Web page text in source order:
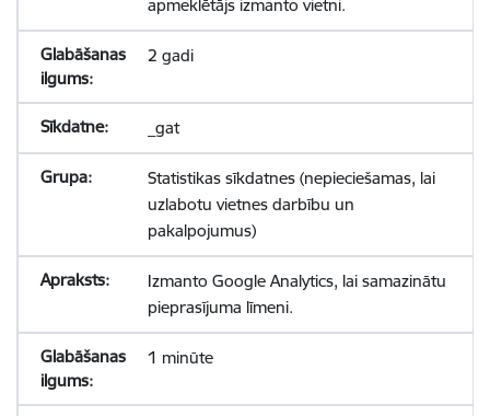
apmeklētājs izmanto vietni.
2 gadi
_gat
Statistikas sīkdatnes (nepieciešamas, lai
uzlabotu vietnes darbību un
pakalpojumus)
Izmanto Google Analytics, lai samazinātu
pieprasījuma līmeni.
1 minūte